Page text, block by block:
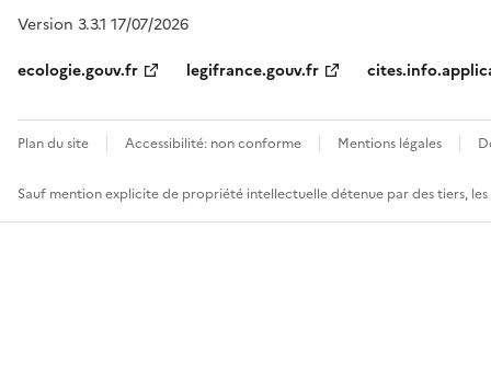
Version 3.3.1 17/07/2026
ecologie.gouv.fr
legifrance.gouv.fr
Plan du site Accessibilité: non conforme Mentions légales
Sauf mention explicite de propriété intellectuelle détenue par des tiers,